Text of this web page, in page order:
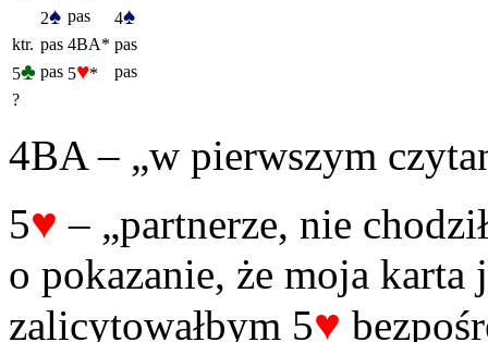
2♠ pas 4♠
ktr. pas 4BA* pas
5♣ pas 5♥*
pas
?
4BA – „w pierwszym
5♥ – „partnerze, nie
o pokazanie, że moja
zalicytowałbym 5♥